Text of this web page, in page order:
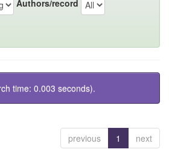
Authors/record
time: 0.003 seconds).
previous 1 next